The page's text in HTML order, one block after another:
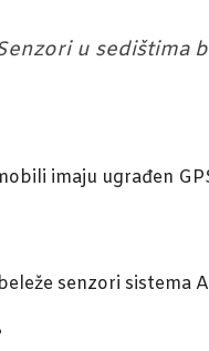
u
imaju ugrađen
senzori sistema